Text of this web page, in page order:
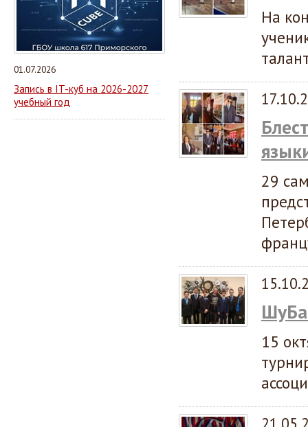
01.07.2026
Запись в IT-куб на 2026-2027
учебный год
На
29
15